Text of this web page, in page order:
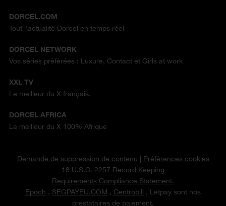
DORCEL.COM
Tout l'actualité Dorcel en temps réel
DORCEL NETWORK
Vos séries préférées : Luxure, Contact et Girls at work
XXL TV
Le meilleur du X français.
DORCEL AFRICA
Le meilleur du X 100% Afrique
Demande de suppression de contenu | Préférences cookies
18 U.S.C. 2257 Record Keeping
Requirements Compliance Statement.
Epoch , SEGPAYEU.COM , Centrobill , Letpay sont nos
prestataires de paiement.